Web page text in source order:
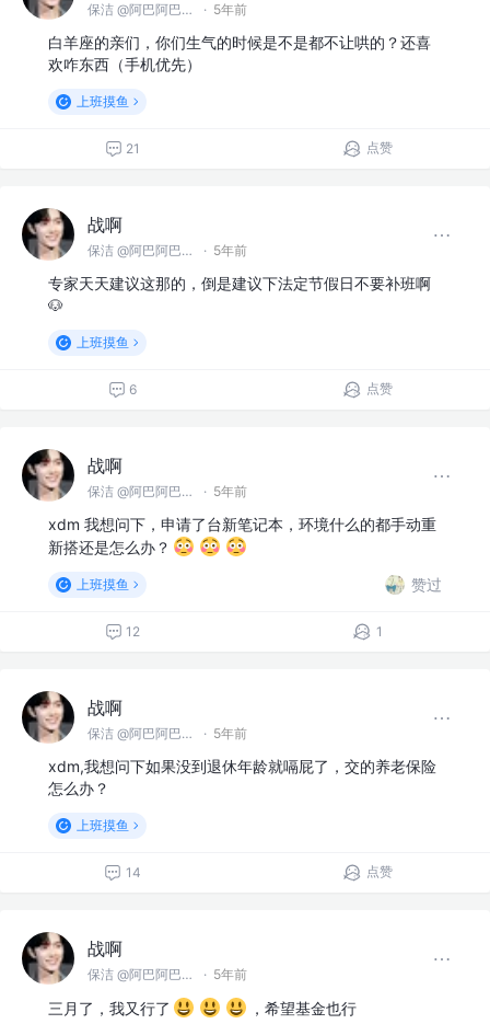
保洁 @阿巴阿巴没科技公司 · 5年前
白羊座的亲们，你们生气的时候是不是都不让哄的？还喜
欢咋东西（手机优先）
上班摸鱼
21 点赞
战啊
保洁 @阿巴阿巴没科技公司 · 5年前
专家天天建议这那的，倒是建议下法定节假日不要补班啊
🐶
上班摸鱼
6 点赞
战啊
保洁 @阿巴阿巴没科技公司 · 5年前
xdm 我想问下，申请了台新笔记本，环境什么的都手动重
新搭还是怎么办？
上班摸鱼 赞过
12 1
战啊
保洁 @阿巴阿巴没科技公司 · 5年前
xdm,我想问下如果没到退休年龄就嗝屁了，交的养老保险
怎么办？
上班摸鱼
14 点赞
战啊
保洁 @阿巴阿巴没科技公司 · 5年前
三月了，我又行了 ，希望基金也行